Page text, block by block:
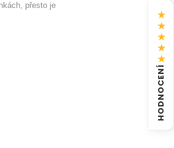
přesto je
★
★
★
★
★
HODNOCENÍ